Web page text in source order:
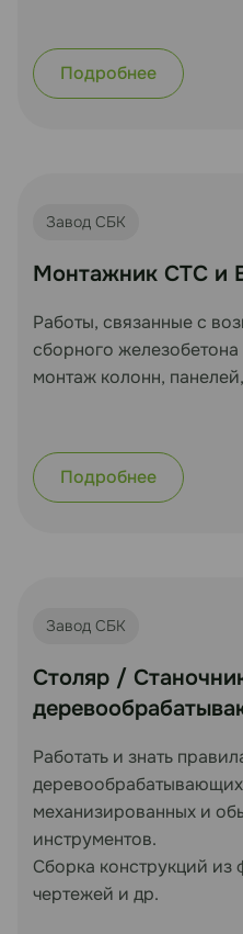
Подробнее
Завод СБК
Монтажник СТС и
Работы, связанные с
сборного железобетона
монтаж колонн,
Подробнее
Завод СБК
Столяр /
Работать и знать
деревообрабатывающих
механизированных и
инструментов.
Сборка конструкций из
чертежей и др.